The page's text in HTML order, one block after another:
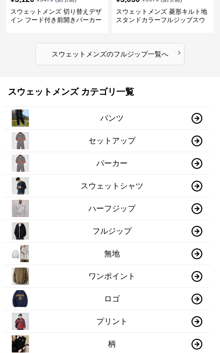
スウェットメンズ 切り替えデザ
イン フード付き前開きパーカー
スウェットメンズ 菱形キルト地
スタンドカラーフルジップスウ
スウェットメンズのフルジップ一覧へ ›
スウェットメンズ カテゴリ一覧
パンツ
セットアップ
パーカー
スウェットシャツ
ハーフジップ
フルジップ
無地
ワンポイント
ロゴ
プリント
柄